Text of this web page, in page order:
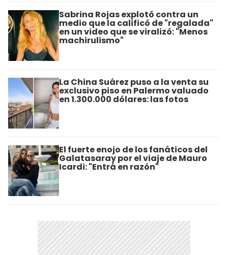
Sabrina Rojas explotó contra un
medio que la calificó de "regalada"
en un video que se viralizó: "Menos
machirulismo"
La China Suárez puso a la venta su
exclusivo piso en Palermo valuado
en 1.300.000 dólares: las fotos
El fuerte enojo de los fanáticos del
Galatasaray por el viaje de Mauro
Icardi: "Entrá en razón"